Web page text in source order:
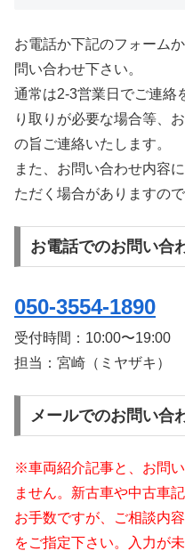
お電話か下記のフォーム
問い合わせ下さい。
通常は2-3営業日でご連絡
り取りが必要な場合等、
の旨ご連絡いたします。
また、お問い合わせ内容
ただく場合がありますの
お電話でのお問い合
050-3554-1890
受付時間： 10:00〜19:00
担当：宮崎（ミヤザキ）
メールでのお問い合
※車両紹介記事と、お問
ません。新古車や中古車
お手数ですが、ご相談内
をご指定下さい。入力が